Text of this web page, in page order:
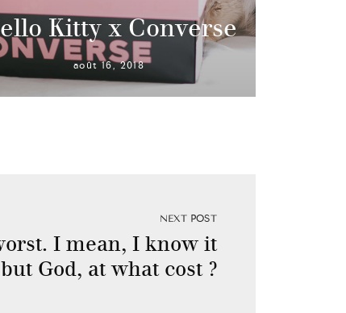
Kitty x Converse
août 16, 2018
NEXT POST
I mean, I know it
God, at what cost ?